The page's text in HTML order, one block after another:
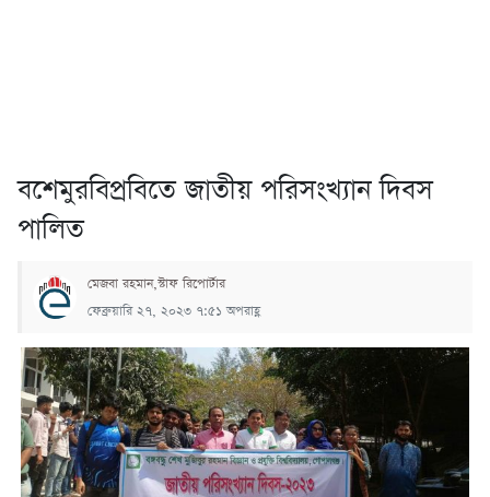
বশেমুরবিপ্রবিতে জাতীয় পরিসংখ্যান দিবস
পালিত
মেজবা রহমান,স্টাফ রিপোর্টার
ফেব্রুয়ারি ২৭, ২০২৩ ৭:৫১ অপরাহ্ণ